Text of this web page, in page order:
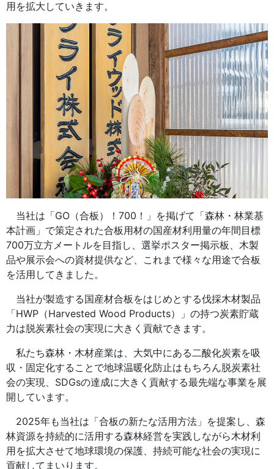
用を拡大していきます。
当社は「GO（合板）！700！」を掲げて「森林・林業基
本計画」で策定された合板用材の国産材利用量の年間目標
700万立方メートルを目指し、選挙ポスター掲示板、木製
品や展示会への資材提供など、これまで様々な用途で合板
を活用してきました。
当社が製造する国産材合板をはじめとする伐採木材製品
「HWP（Harvested Wood Products）」の持つ炭素貯蔵
力は脱炭素社会の実現に大きく貢献できます。
私たち森林・木材産業は、大気中にある二酸化炭素を吸
収・固定化することで地球温暖化防止はもちろん脱炭素社
会の実現、SDGsの達成に大きく貢献する最先端な事業を展
開しています。
2025年も当社は「合板の新たな活用方法」を提案し、森
林資源を持続的に活用する森林経営を実践しながら木材利
用を拡大させて地球環境の保護、持続可能な社会の実現に
貢献してまいります。